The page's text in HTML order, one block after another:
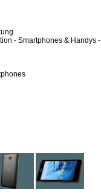
- Smartphones & Handys -